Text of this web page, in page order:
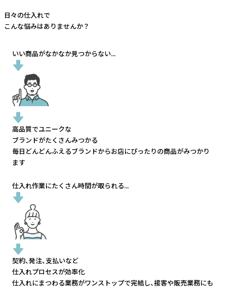
日々の仕入れで
こんな悩みはありませんか？
いい商品がなかなか見つからない...
高品質でユニークな
ブランドがたくさんみつかる
毎日どんどんふえるブランドからお店にぴったりの商品がみつかり
ます
仕入れ作業にたくさん時間が取られる...
契約、発注、支払いなど
仕入れプロセスが効率化
仕入れにまつわる業務がワンストップで完結し、接客や販売業務にも